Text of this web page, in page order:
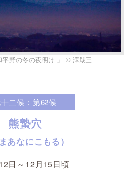
平野の冬の夜明け 」 © 澤戢三
二候：第62候
熊蟄穴
あなにこもる）
日～12月15日頃